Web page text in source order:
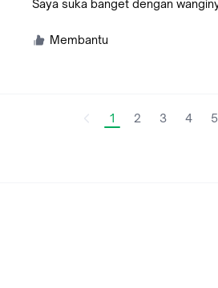
Saya suka banget dengan
Membantu
1 2 3 4 5